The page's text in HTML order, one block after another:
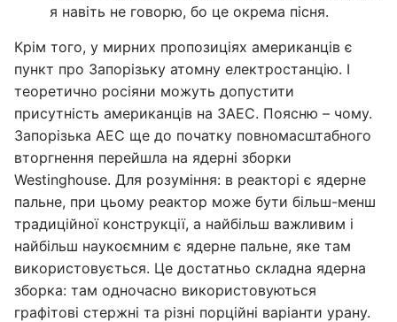
я навіть не говорю, бо це окрема пісня.
Крім того, у мирних пропозиціях американців є
пункт про Запорізьку атомну електростанцію. І
теоретично росіяни можуть допустити
присутність американців на ЗАЕС. Поясню – чому.
Запорізька АЕС ще до початку повномасштабного
вторгнення перейшла на ядерні зборки
Westinghouse. Для розуміння: в реакторі є ядерне
пальне, при цьому реактор може бути більш-менш
традиційної конструкції, а найбільш важливим і
найбільш наукоємним є ядерне пальне, яке там
використовується. Це достатньо складна ядерна
зборка: там одночасно використовуються
графітові стержні та різні порційні варіанти урану.